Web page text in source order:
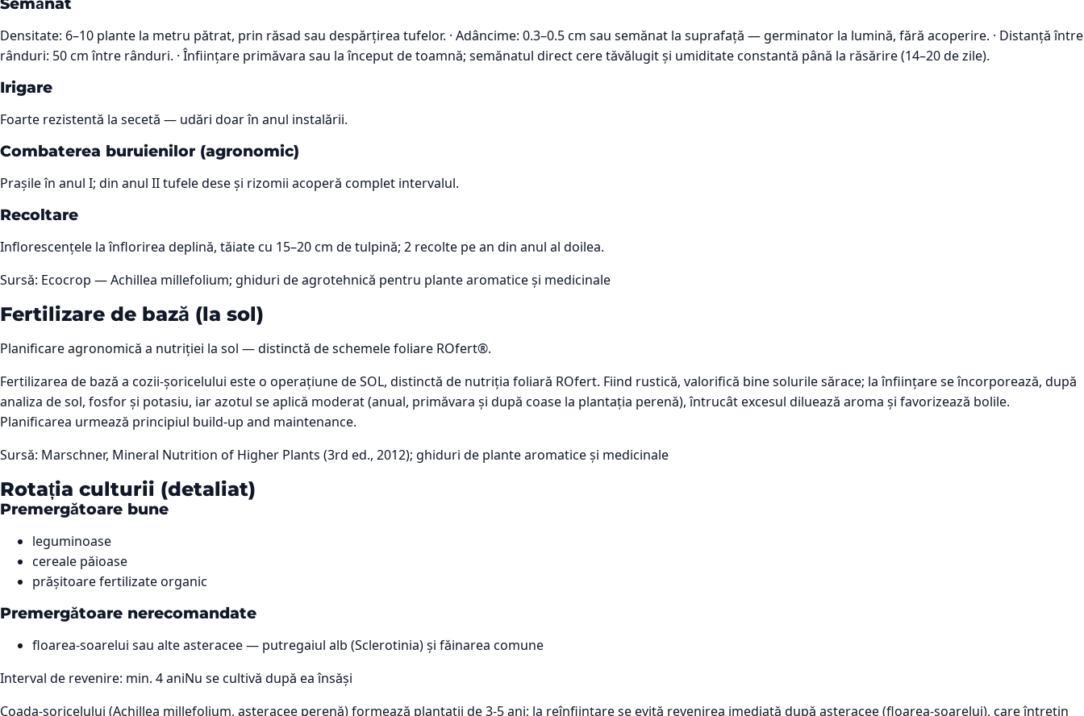
Densitate: 6–10 plante la metru pătrat, prin răsad sau despărțirea tufelor. · Adâncime: 0.3–0.5 cm sau semănat la suprafață — germinator la lumină, fără acoperire. · Distanță între
rânduri: 50 cm între rânduri. · Înființare primăvara sau la început de toamnă; semănatul direct cere tăvălugit și umiditate constantă până la răsărire (14–20 de zile).
Irigare
Foarte rezistentă la secetă — udări doar în anul instalării.
Combaterea buruienilor (agronomic)
Prașile în anul I; din anul II tufele dese și rizomii acoperă complet intervalul.
Recoltare
Inflorescențele la înflorirea deplină, tăiate cu 15–20 cm de tulpină; 2 recolte pe an din anul al doilea.
Sursă: Ecocrop — Achillea millefolium; ghiduri de agrotehnică pentru plante aromatice și medicinale
Fertilizare de bază (la sol)
Planificare agronomică a nutriției la sol — distinctă de schemele foliare ROfert®.
Fertilizarea de bază a cozii-șoricelului este o operațiune de SOL, distinctă de nutriția foliară ROfert. Fiind rustică, valorifică bine solurile sărace; la înființare se încorporează, după
analiza de sol, fosfor și potasiu, iar azotul se aplică moderat (anual, primăvara și după coase la plantația perenă), întrucât excesul diluează aroma și favorizează bolile.
Planificarea urmează principiul build-up and maintenance.
Sursă: Marschner, Mineral Nutrition of Higher Plants (3rd ed., 2012); ghiduri de plante aromatice și medicinale
Rotația culturii (detaliat)
Premergătoare bune
leguminoase
cereale păioase
prășitoare fertilizate organic
Premergătoare nerecomandate
floarea-soarelui sau alte asteracee — putregaiul alb (Sclerotinia) și făinarea comune
Interval de revenire: min. 4aniNu se cultivă după ea însăși
Coada-șoricelului (Achillea millefolium, asteracee perenă) formează plantații de 3-5 ani; la reînființare se evită revenirea imediată după asteracee (floarea-soarelui), care întrețin